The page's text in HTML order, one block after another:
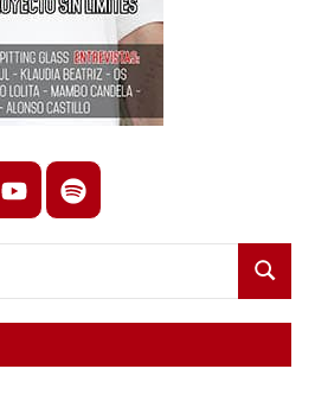
youtubespotify
Buscar